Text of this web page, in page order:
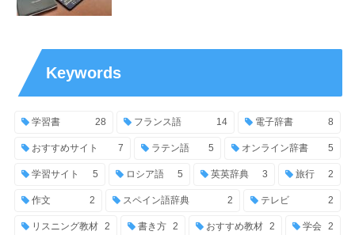
Keywords
学習書 28 フランス語 14 電子辞書 8
おすすめサイト 7 ラテン語 5 オンライン辞書 5
学習サイト 5 ロシア語 5 英英辞典 3 旅行 2
作文 2 スペイン語辞典 2 テレビ 2
リスニング教材 2 書き方 2 おすすめ教材 2 学会 2